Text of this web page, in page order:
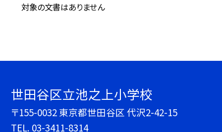
対象の文書はありません
世田谷区立池之上小学校
〒155-0032 東京都世田谷区 代沢2-42-15
TEL. 03-3411-8314